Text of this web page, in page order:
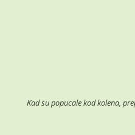
Kad su popucale kod kolena,